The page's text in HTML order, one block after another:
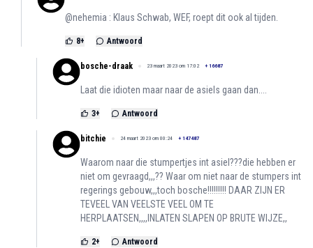
@nehemia : Klaus Schwab, WEF, roept dit ook al tijden.
8+ Antwoord
bosche-draak 23 maart 2023 om 17:02 + 16687
Laat die idioten maar naar de asiels gaan dan....
3+ Antwoord
bitchie 24 maart 2023 om 00:24 + 147487
Waarom naar die stumpertjes int asiel???die hebben er
niet om gevraagd,,,?? Waar om niet naar de stumpers int
regerings gebouw,,,toch bosche!!!!!!!!! DAAR ZIJN ER
TEVEEL VAN VEELSTE VEEL OM TE
HERPLAATSEN,,,,INLATEN SLAPEN OP BRUTE WIJZE,,
2+ Antwoord